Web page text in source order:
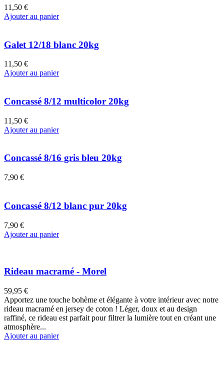
11,50 €
Ajouter au panier
Galet 12/18 blanc 20kg
11,50 €
Ajouter au panier
Concassé 8/12 multicolor 20kg
11,50 €
Ajouter au panier
Concassé 8/16 gris bleu 20kg
7,90 €
Concassé 8/12 blanc pur 20kg
7,90 €
Ajouter au panier
Rideau macramé - Morel
59,95 €
Apportez une touche bohème et élégante à votre intérieur avec notre
rideau macramé en jersey de coton ! Léger, doux et au design
raffiné, ce rideau est parfait pour filtrer la lumière tout en créant une
atmosphère...
Ajouter au panier